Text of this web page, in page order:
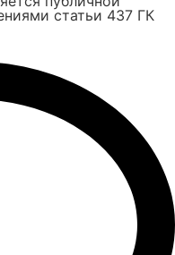
статьи 437 ГК